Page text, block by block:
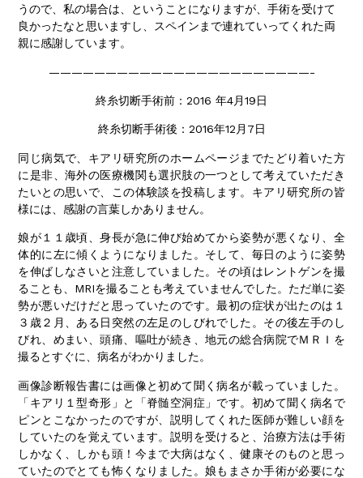
うので、私の場合は、ということになりますが、手術を受けて
良かったなと思いますし、スペインまで連れていってくれた両
親に感謝しています。
———————————————————————-
終糸切断手術前：2016 年4月19日
終糸切断手術後：2016年12月7日
同じ病気で、キアリ研究所のホームページまでたどり着いた方
に是非、海外の医療機関も選択肢の一つとして考えていただき
たいとの思いで、この体験談を投稿します。キアリ研究所の皆
様には、感謝の言葉しかありません。
娘が１１歳頃、身長が急に伸び始めてから姿勢が悪くなり、全
体的に左に傾くようになりました。そして、毎日のように姿勢
を伸ばしなさいと注意していました。その頃はレントゲンを撮
ることも、MRIを撮ることも考えていませんでした。ただ単に姿
勢が悪いだけだと思っていたのです。最初の症状が出たのは１
３歳２月、ある日突然の左足のしびれでした。その後左手のし
びれ、めまい、頭痛、嘔吐が続き、地元の総合病院でＭＲＩを
撮るとすぐに、病名がわかりました。
画像診断報告書には画像と初めて聞く病名が載っていました。
「キアリ１型奇形」と「脊髄空洞症」です。初めて聞く病名で
ピンとこなかったのですが、説明してくれた医師が難しい顔を
していたのを覚えています。説明を受けると、治療方法は手術
しかなく、しかも頭！今まで大病はなく、健康そのものと思っ
ていたのでとても怖くなりました。娘もまさか手術が必要にな